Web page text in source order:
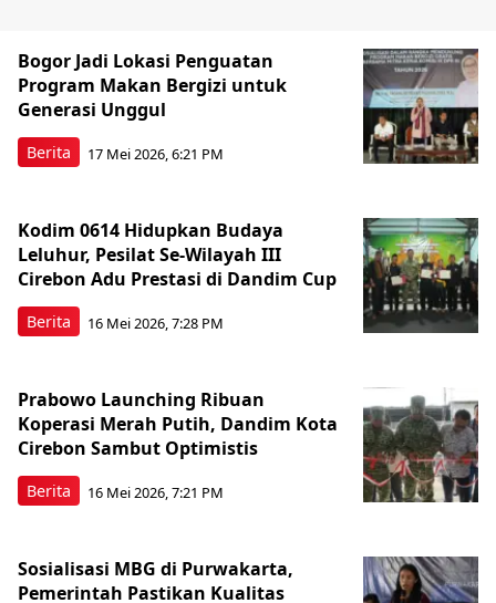
Berita
Bogor Jadi Lokasi Penguatan
Program Makan Bergizi untuk
Generasi Unggul
17 Mei 2026, 6:21 PM
Berita
Kodim 0614 Hidupkan Budaya
Leluhur, Pesilat Se-Wilayah III
Cirebon Adu Prestasi di Dandim Cup
16 Mei 2026, 7:28 PM
Berita
Prabowo Launching Ribuan
Koperasi Merah Putih, Dandim Kota
Cirebon Sambut Optimistis
16 Mei 2026, 7:21 PM
Sosialisasi MBG di Purwakarta,
Pemerintah Pastikan Kualitas